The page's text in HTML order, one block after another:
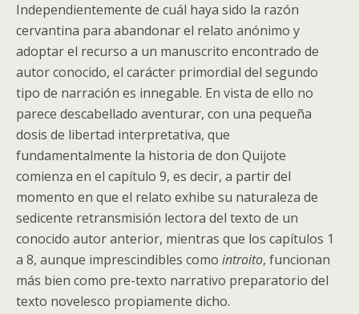
Independientemente de cuál haya sido la razón
cervantina para abandonar el relato anónimo y
adoptar el recurso a un manuscrito encontrado de
autor conocido, el carácter primordial del segundo
tipo de narración es innegable. En vista de ello no
parece descabellado aventurar, con una pequeña
dosis de libertad interpretativa, que
fundamentalmente la historia de don Quijote
comienza en el capítulo 9, es decir, a partir del
momento en que el relato exhibe su naturaleza de
sedicente retransmisión lectora del texto de un
conocido autor anterior, mientras que los capítulos 1
a 8, aunque imprescindibles como introito, funcionan
más bien como pre-texto narrativo preparatorio del
texto novelesco propiamente dicho.